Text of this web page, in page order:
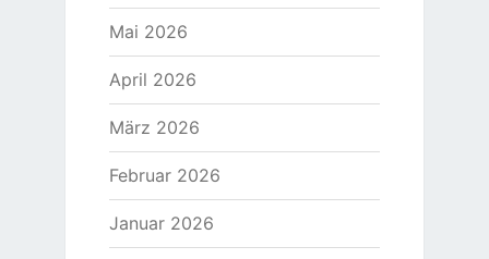
Mai 2026
April 2026
März 2026
Februar 2026
Januar 2026